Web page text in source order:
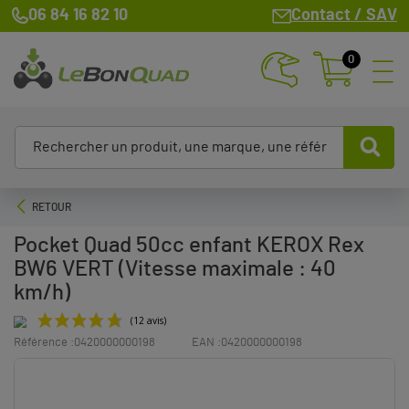
06 84 16 82 10 Contact / SAV
0
RETOUR
Pocket Quad 50cc enfant KEROX Rex
BW6 VERT (Vitesse maximale : 40
km/h)
Référence :0420000000198 EAN :0420000000198